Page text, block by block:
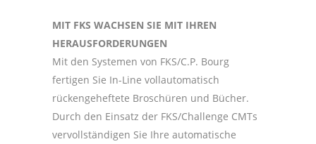
MIT FKS WACHSEN SIE MIT IHREN
HERAUSFORDERUNGEN
Mit den Systemen von FKS/C.P. Bourg
fertigen Sie In-Line vollautomatisch
rückengeheftete Broschüren und Bücher.
Durch den Einsatz der FKS/Challenge CMTs
vervollständigen Sie Ihre automatische